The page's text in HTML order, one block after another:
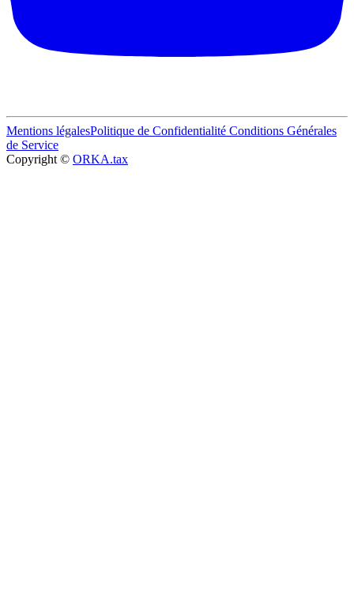
Mentions légalesPolitique de Confidentialité Conditions Générales
de Service
Copyright © ORKA.tax